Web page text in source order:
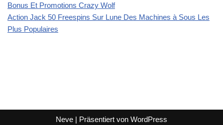
Bonus Et Promotions Crazy Wolf
Action Jack 50 Freespins Sur Lune Des Machines à Sous Les
Plus Populaires
Neve | Präsentiert von WordPress